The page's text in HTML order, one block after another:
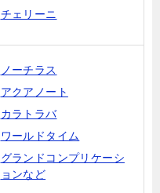
チェリーニ
ノーチラス
アクアノート
カラトラバ
ワールドタイム
グランドコンプリケーシ
ョンなど